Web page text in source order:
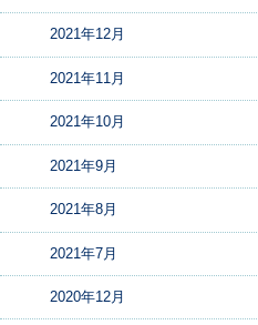
2021年12月
2021年11月
2021年10月
2021年9月
2021年8月
2021年7月
2020年12月